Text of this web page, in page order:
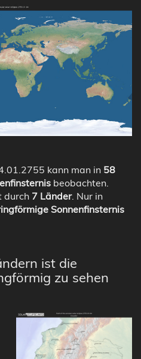
kann man in 58
beobachten.
durch 7 Länder. Nur in
Sonnenfinsternis
ist die
zu sehen